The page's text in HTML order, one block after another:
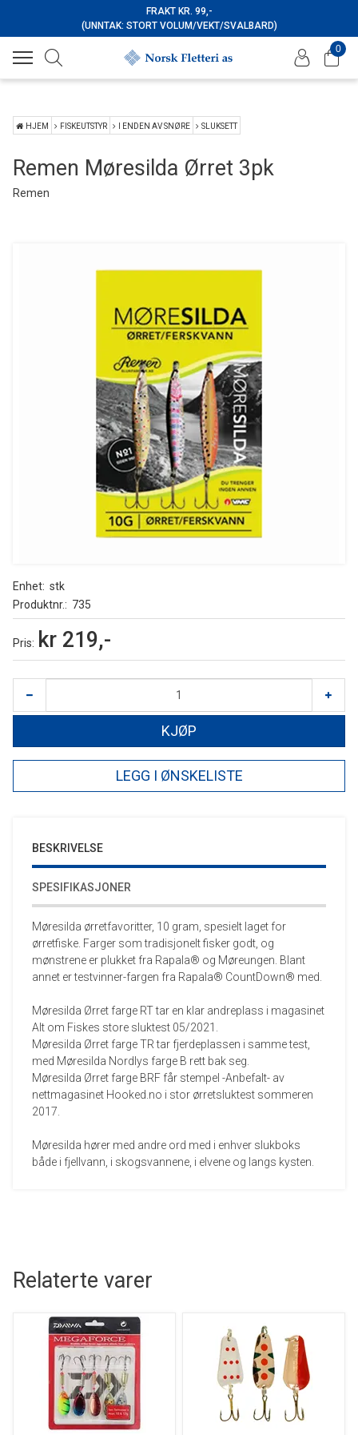
FRAKT KR. 99,-
(UNNTAK: STORT VOLUM/VEKT/SVALBARD)
0
HJEM FISKEUTSTYR I ENDEN AV SNØRE SLUKSETT
Remen Møresilda Ørret 3pk
Remen
Enhet stk
Produktnr.
735
Pris kr 219,-
KJØP
LEGG I ØNSKELISTE
BESKRIVELSE
SPESIFIKASJONER
Møresilda ørretfavoritter, 10 gram, spesielt laget for
ørretfiske. Farger som tradisjonelt fisker godt, og
mønstrene er plukket fra Rapala® og Møreungen. Blant
annet er testvinner-fargen fra Rapala® CountDown® med.
Møresilda Ørret farge RT tar en klar andreplass i magasinet
Alt om Fiskes store sluktest 05/2021.
Møresilda Ørret farge TR tar fjerdeplassen i samme test,
med Møresilda Nordlys farge B rett bak seg.
Møresilda Ørret farge BRF får stempel -Anbefalt- av
nettmagasinet Hooked.no i stor ørretsluktest sommeren
2017.
Møresilda hører med andre ord med i enhver slukboks
både i fjellvann, i skogsvannene, i elvene og langs kysten.
Relaterte varer